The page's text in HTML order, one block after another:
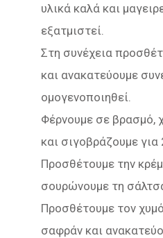
υλικά καλά και
εξατμιστεί.
Στη συνέχεια
και ανακατεύουμε
ομογενοποιηθεί.
Φέρνουμε σε βρασμό,
και σιγοβράζουμε
Προσθέτουμε την
σουρώνουμε τη
Προσθέτουμε τον
σαφράν και